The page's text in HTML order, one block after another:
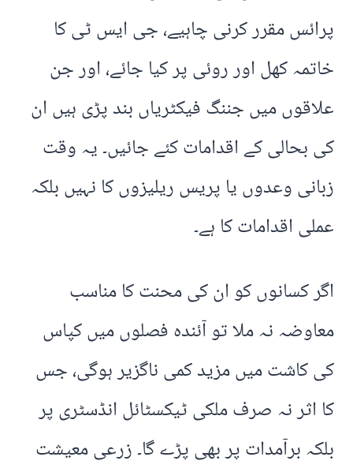
پرائس مقرر کرنی چاہیے، جی ایس ٹی کا
خاتمہ کھل اور روئی پر کیا جائے، اور جن
علاقوں میں جننگ فیکٹریاں بند پڑی ہیں ان
کی بحالی کے اقدامات کئے جائیں۔ یہ وقت
زبانی وعدوں یا پریس ریلیزوں کا نہیں بلکہ
عملی اقدامات کا ہے۔
اگر کسانوں کو ان کی محنت کا مناسب
معاوضہ نہ ملا تو آئندہ فصلوں میں کپاس
کی کاشت میں مزید کمی ناگزیر ہوگی، جس
کا اثر نہ صرف ملکی ٹیکسٹائل انڈسٹری پر
بلکہ برآمدات پر بھی پڑے گا۔ زرعی معیشت